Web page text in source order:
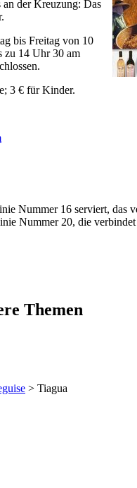
an der Kreuzung: Das
bis Freitag von 10
zu 14 Uhr 30 am
3 € für Kinder.
Nummer 16 serviert, das
Nummer 20, die
Themen
> Tiagua